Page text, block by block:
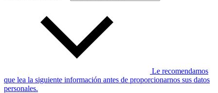
Le recomendamos
que lea la siguiente información antes de proporcionarnos sus datos
personales.